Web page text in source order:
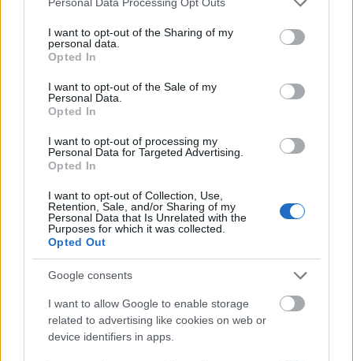
not limited to your visit or usage behaviour. You may click to
grant or deny consent to Google and its third-party tags to
use your data for below specified purposes in below Google
consent section.
I want to opt-out of the Sharing of my
personal data.
Opted In
I want to opt-out of the Sale of my
Personal Data.
Opted In
I want to opt-out of processing my
Personal Data for Targeted Advertising.
Opted In
I want to opt-out of Collection, Use,
Retention, Sale, and/or Sharing of my
Personal Data that Is Unrelated with the
Purposes for which it was collected.
Opted Out
Google consents
I want to allow Google to enable storage
related to advertising like cookies on web or
device identifiers in apps.
Íme a tálalás: